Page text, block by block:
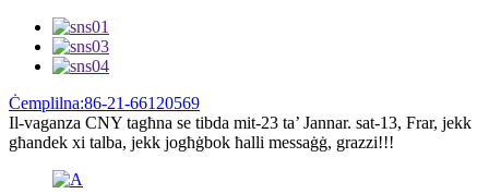
Ċemplilna:86-21-66120569
Il-vaganza CNY tagħna se tibda mit-23 ta’ Jannar. sat-13, Frar, jekk
għandek xi talba, jekk jogħġbok ħalli messaġġ, grazzi!!!